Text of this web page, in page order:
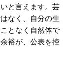
と言えます。芸
なく、自分の生
となく自然体で
裕が、公表を控